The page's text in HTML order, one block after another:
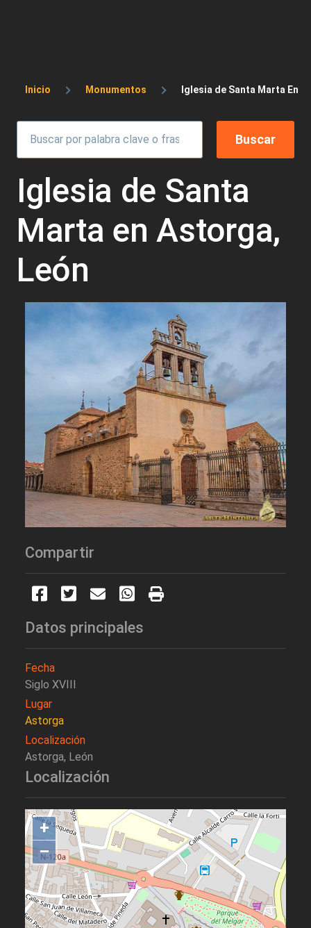
Sobrescribir enlaces de ayuda a la
Inicio Monumentos Iglesia de Santa Marta En
Iglesia de Santa
Marta en Astorga,
León
Compartir
Datos principales
Fecha
Siglo XVIII
Lugar
Astorga
Localización
Astorga, León
Localización
+
–